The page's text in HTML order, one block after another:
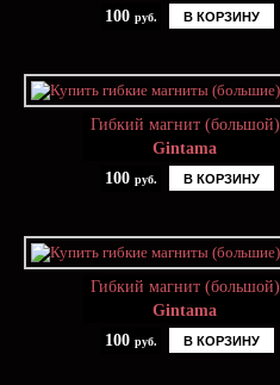
100 руб. В КОРЗИНУ
Гибкий магнит (большой)
Gintama
100 руб. В КОРЗИНУ
Гибкий магнит (большой)
Gintama
100 руб. В КОРЗИНУ